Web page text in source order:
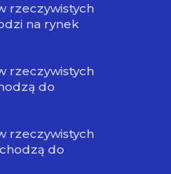
rzeczywistych
na rynek
rzeczywistych
do
rzeczywistych
do